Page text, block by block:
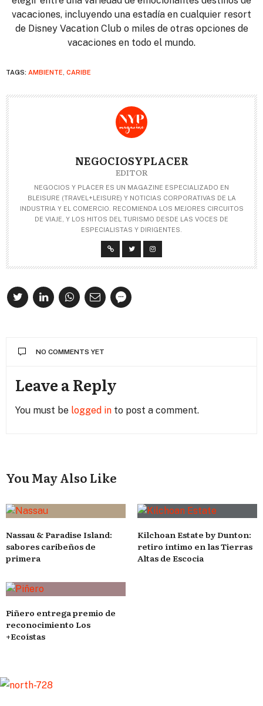
vacaciones, incluyendo una estadía en cualquier resort
de Disney Vacation Club o miles de otras opciones de
vacaciones en todo el mundo.
TAGS: AMBIENTE CARIBE
NEGOCIOSYPLACER
EDITOR
NEGOCIOS Y PLACER ES UN MAGAZINE ESPECIALIZADO EN
BLEISURE (TRAVEL+LEISURE) Y NOTICIAS CORPORATIVAS DE LA
INDUSTRIA Y EL COMERCIO. RECOMIENDA LOS MEJORES CIRCUITOS
DE VIAJE, Y LOS HITOS DEL TURISMO DESDE LAS VOCES DE
ESPECIALISTAS Y DIRIGENTES.
NO COMMENTS YET
Leave a Reply
You must be logged in to post a comment.
You May Also Like
Nassau & Paradise Island:
sabores caribeños de
primera
Kilchoan Estate by Dunton:
retiro íntimo en las Tierras
Altas de Escocia
Piñero entrega premio de
reconocimiento Los
+Ecoístas